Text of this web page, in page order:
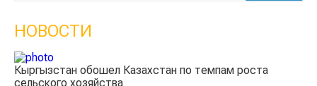
НОВОСТИ
Казахстанские фермеры заработали $35 млн на
экспорте чечевицы